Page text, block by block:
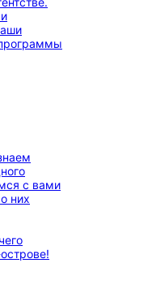
с вами
них